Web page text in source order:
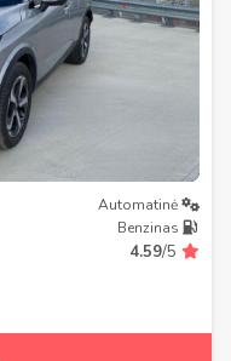
Automatinė
Benzinas
4.59/5